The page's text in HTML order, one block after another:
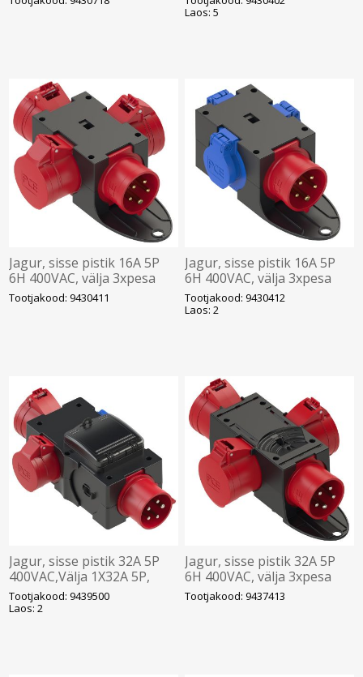
16A 5P 6H 400VAC IP44, CE
2xpesa Schuko, IP44, CEE,
Laos: 5
Jagur, sisse pistik 16A 5P
6H 400VAC, välja 3xpesa
16A 5P 6H 400VAC, IP44,
CEE, PCE
Tootjakood: 9430411
Jagur, sisse pistik 16A 5P
6H 400VAC, välja 3xpesa
Schuko, IP44, CEE, PCE
Tootjakood: 9430412
Laos: 2
Jagur, sisse pistik 32A 5P
400VAC,Välja 1X32A 5P,
1x16A 5P, 1x230VAC, MCB,
RCB IP44,CEE, PCE
Tootjakood: 9439500
Laos: 2
Jagur, sisse pistik 32A 5P
6H 400VAC, välja 3xpesa
32A 5P 6H 400VAC, IP44,
CEE, PCE
Tootjakood: 9437413